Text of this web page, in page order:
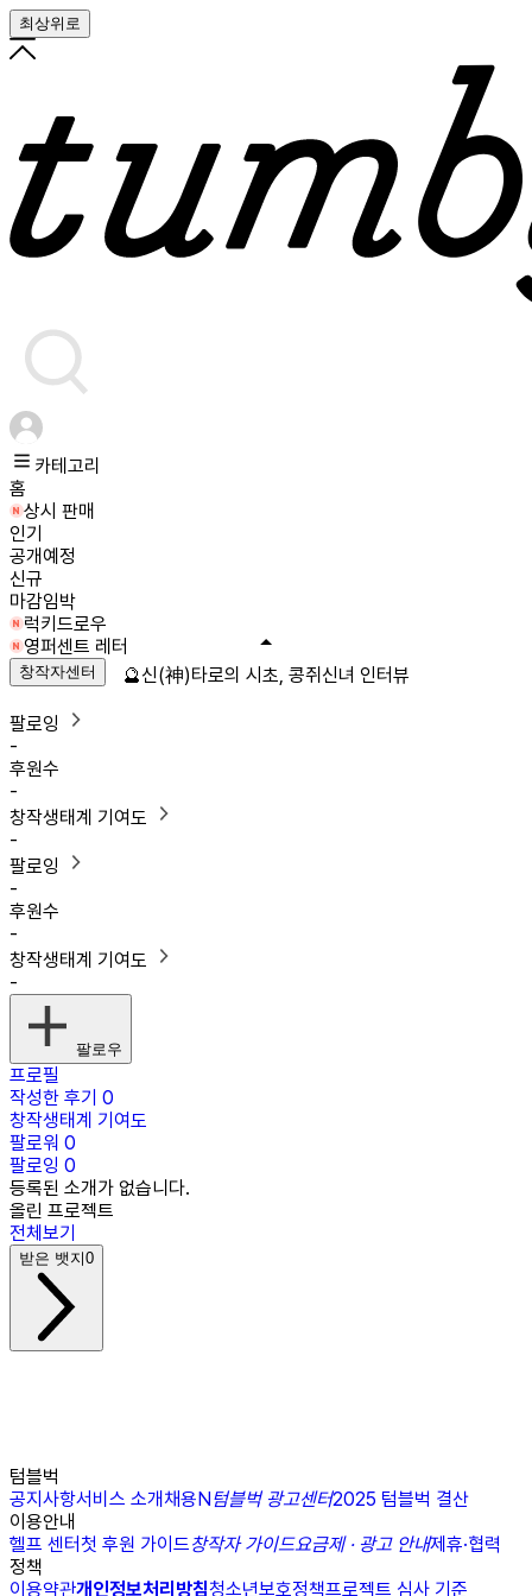
최상위로
카테고리
홈
상시 판매
인기
공개예정
신규
마감임박
럭키드로우
영퍼센트 레터
창작자센터
팔로잉
-
후원수
-
창작생태계 기여도
-
팔로잉
-
후원수
-
창작생태계 기여도
-
팔로우
프로필
작성한 후기 0
창작생태계 기여도
팔로워 0
팔로잉 0
등록된 소개가 없습니다.
올린 프로젝트
전체보기
받은 뱃지0
텀블벅
공지사항서비스 소개채용N텀블벅 광고센터2025 텀블벅 결산
이용안내
헬프 센터첫 후원 가이드창작자 가이드요금제 · 광고 안내제휴·협력
정책
이용약관개인정보처리방침청소년보호정책프로젝트 심사 기준
🔮신(神)타로의 시초, 콩쥐신녀 인터뷰